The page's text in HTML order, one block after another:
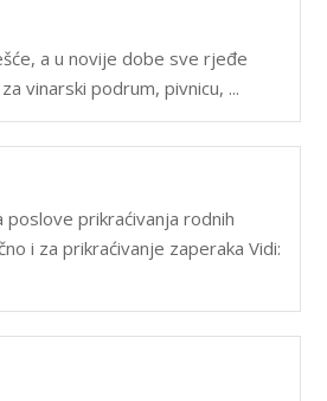
a u novije dobe sve rjeđe
vinarski podrum, pivnicu, ...
poslove prikraćivanja rodnih
i za prikraćivanje zaperaka Vidi: